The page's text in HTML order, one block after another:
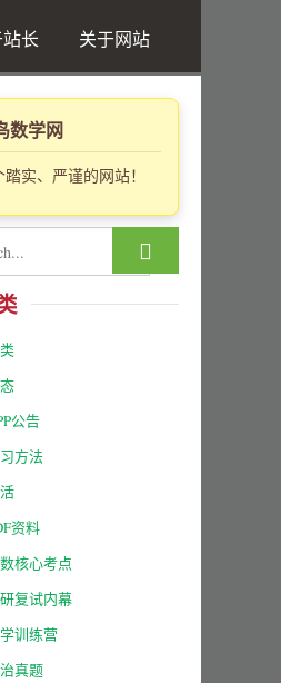
长 关于网站
数学网
实、严谨的网站！

公告
方法
资料
核心考点
复试内幕
训练营
真题